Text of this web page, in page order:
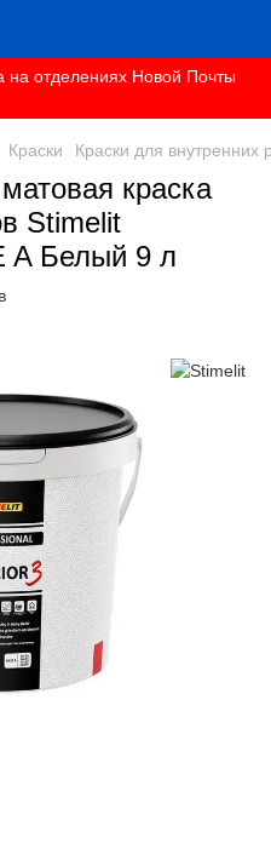
на отделениях Новой Почты
Краски Краски для внутренних
краска
Stimelit
A Белый 9 л